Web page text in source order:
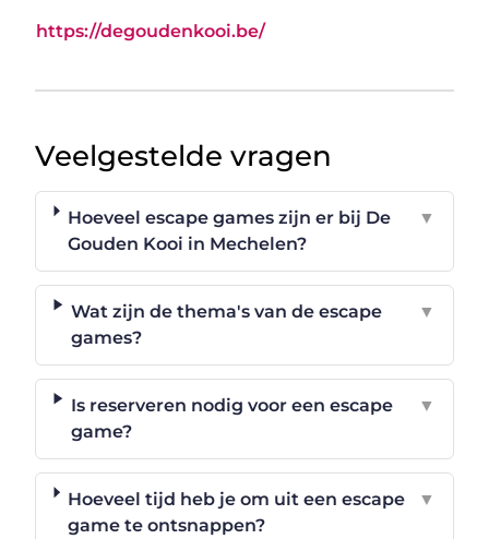
https://degoudenkooi.be/
Veelgestelde vragen
Hoeveel escape games zijn er bij De
Gouden Kooi in Mechelen?
▼
Wat zijn de thema's van de escape
games?
▼
Is reserveren nodig voor een escape
game?
▼
Hoeveel tijd heb je om uit een escape
game te ontsnappen?
▼